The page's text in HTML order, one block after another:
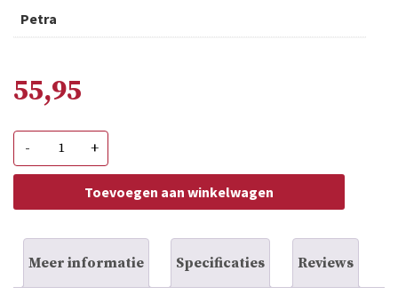
Petra
55,95
-
Petra
IGT
Rosso
Toscana
+
Toevoegen aan winkelwagen
Meer informatie Specificaties Reviews